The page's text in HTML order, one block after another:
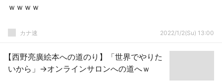
ｗｗｗｗ
カナ速 2022/1/2(Su) 13:00
【西野亮廣絵本への道のり】「世界でやりた
いから」→オンラインサロンへの道へｗ